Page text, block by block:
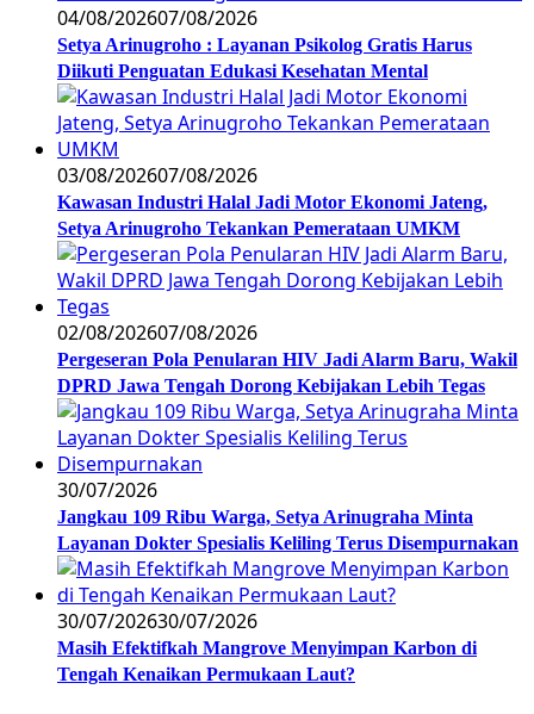
04/08/202607/08/2026
Setya Arinugroho : Layanan Psikolog Gratis Harus
Diikuti Penguatan Edukasi Kesehatan Mental
03/08/202607/08/2026
Kawasan Industri Halal Jadi Motor Ekonomi Jateng,
Setya Arinugroho Tekankan Pemerataan UMKM
02/08/202607/08/2026
Pergeseran Pola Penularan HIV Jadi Alarm Baru, Wakil
DPRD Jawa Tengah Dorong Kebijakan Lebih Tegas
30/07/2026
Jangkau 109 Ribu Warga, Setya Arinugraha Minta
Layanan Dokter Spesialis Keliling Terus Disempurnakan
30/07/202630/07/2026
Masih Efektifkah Mangrove Menyimpan Karbon di
Tengah Kenaikan Permukaan Laut?